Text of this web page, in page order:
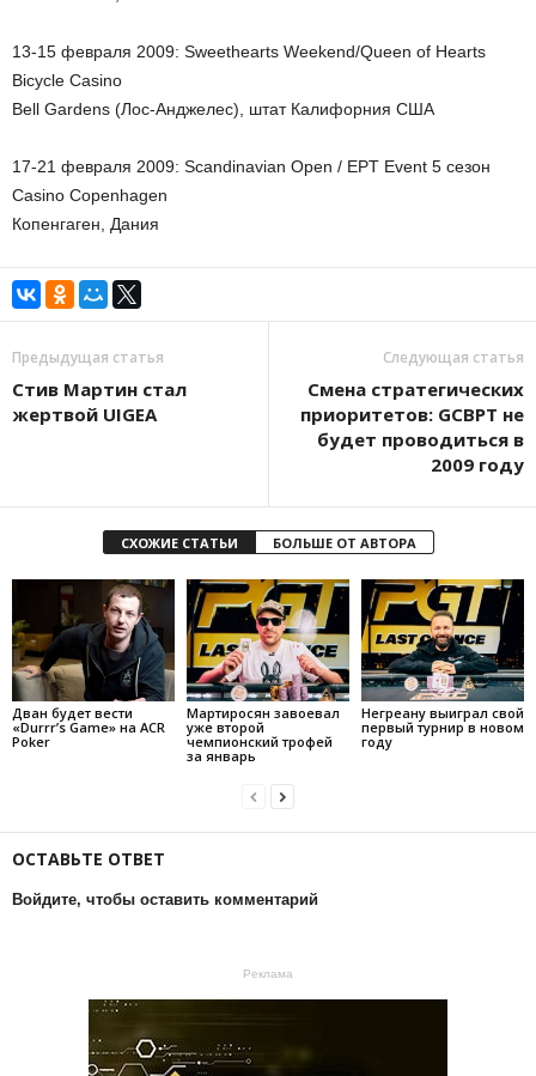
13-15 февраля 2009: Sweethearts Weekend/Queen of Hearts
Bicycle Casino
Bell Gardens (Лос-Анджелес), штат Калифорния США
17-21 февраля 2009: Scandinavian Open / EPT Event 5 сезон
Casino Copenhagen
Копенгаген, Дания
Предыдущая статья
Стив Мартин стал
жертвой UIGEA
Следующая статья
Смена стратегических
приоритетов: GCBPT не
будет проводиться в
2009 году
СХОЖИЕ СТАТЬИ БОЛЬШЕ ОТ АВТОРА
Дван будет вести
«Durrr’s Game» на ACR
Poker
Мартиросян завоевал
уже второй
чемпионский трофей
за январь
Негреану выиграл свой
первый турнир в новом
году
ОСТАВЬТЕ ОТВЕТ
Войдите, чтобы оставить комментарий
Реклама